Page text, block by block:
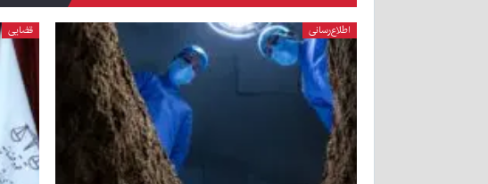
اطلاع‌رسانی قضایی